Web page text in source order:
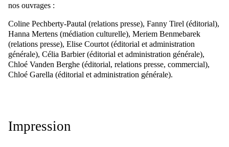
nos ouvrages :
Coline Pechberty-Pautal (relations presse), Fanny Tirel (éditorial),
Hanna Mertens (médiation culturelle), Meriem Benmebarek
(relations presse), Elise Courtot (éditorial et administration
générale), Célia Barbier (éditorial et administration générale),
Chloé Vanden Berghe (éditorial, relations presse, commercial),
Chloé Garella (éditorial et administration générale).
Impression